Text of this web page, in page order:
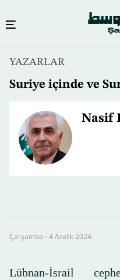
YAZARLAR
Suriye içinde ve
Nasif
Çarşamba - 4 Aralık 2024
Lübnan-İsrail